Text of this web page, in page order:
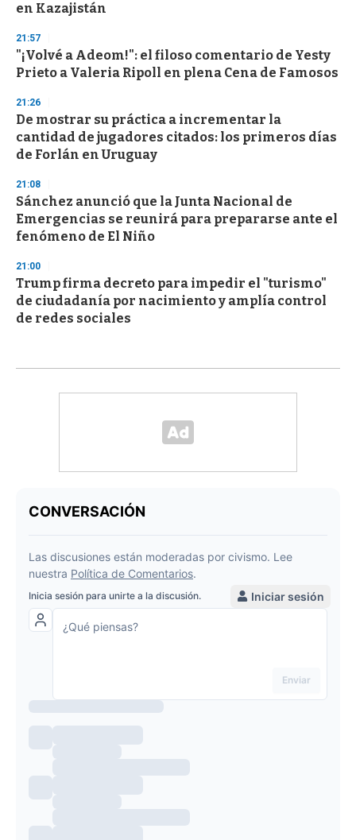
en Kazajistán
21:57
"¡Volvé a Adeom!": el filoso comentario de Yesty
Prieto a Valeria Ripoll en plena Cena de Famosos
21:26
De mostrar su práctica a incrementar la
cantidad de jugadores citados: los primeros días
de Forlán en Uruguay
21:08
Sánchez anunció que la Junta Nacional de
Emergencias se reunirá para prepararse ante el
fenómeno de El Niño
21:00
Trump firma decreto para impedir el "turismo"
de ciudadanía por nacimiento y amplía control
de redes sociales